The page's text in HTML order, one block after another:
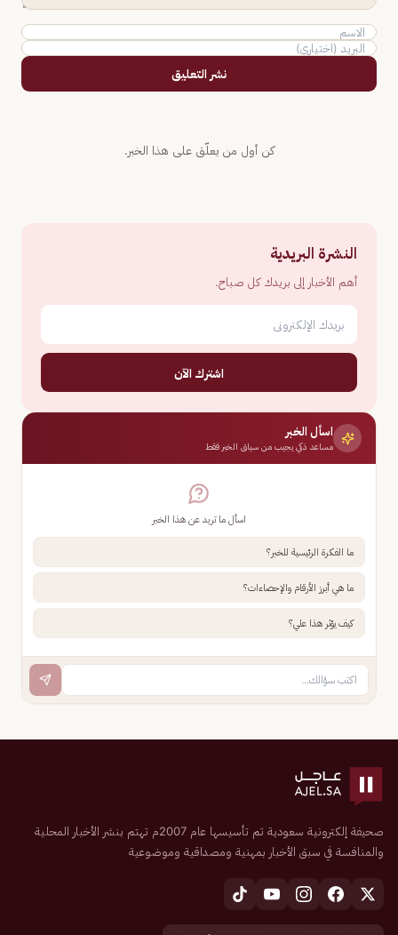
نشر التعليق
كن أول من يعلّق على هذا الخبر.
النشرة البريدية
أهم الأخبار إلى بريدك كل صباح.
اشترك الآن
اسأل الخبر
مساعد ذكي يجيب من سياق الخبر فقط
اسأل ما تريد عن هذا الخبر
ما الفكرة الرئيسية للخبر؟
ما هي أبرز الأرقام والإحصاءات؟
كيف يؤثر هذا علي؟
صحيفة إلكترونية سعودية تم تأسيسها عام 2007م تهتم بنشر الأخبار المحلية
والمنافسة في سبق الأخبار بمهنية ومصداقية وموضوعية